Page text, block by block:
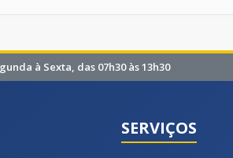
à Sexta, das 07h30 às 13h30
SERVIÇOS